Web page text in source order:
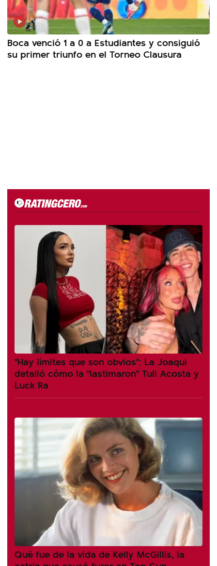
Boca venció 1 a 0 a Estudiantes y consiguió
su primer triunfo en el Torneo Clausura
"Hay límites que son obvios": La Joaqui
detalló cómo la "lastimaron" Tuli Acosta y
Luck Ra
Qué fue de la vida de Kelly McGillis, la